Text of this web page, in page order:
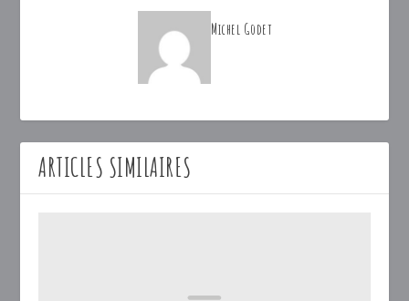
Michel Godet
ARTICLES SIMILAIRES